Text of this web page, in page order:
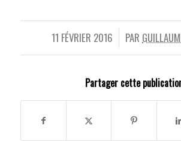
11 FÉVRIER 2016
/ PAR
Partager cette